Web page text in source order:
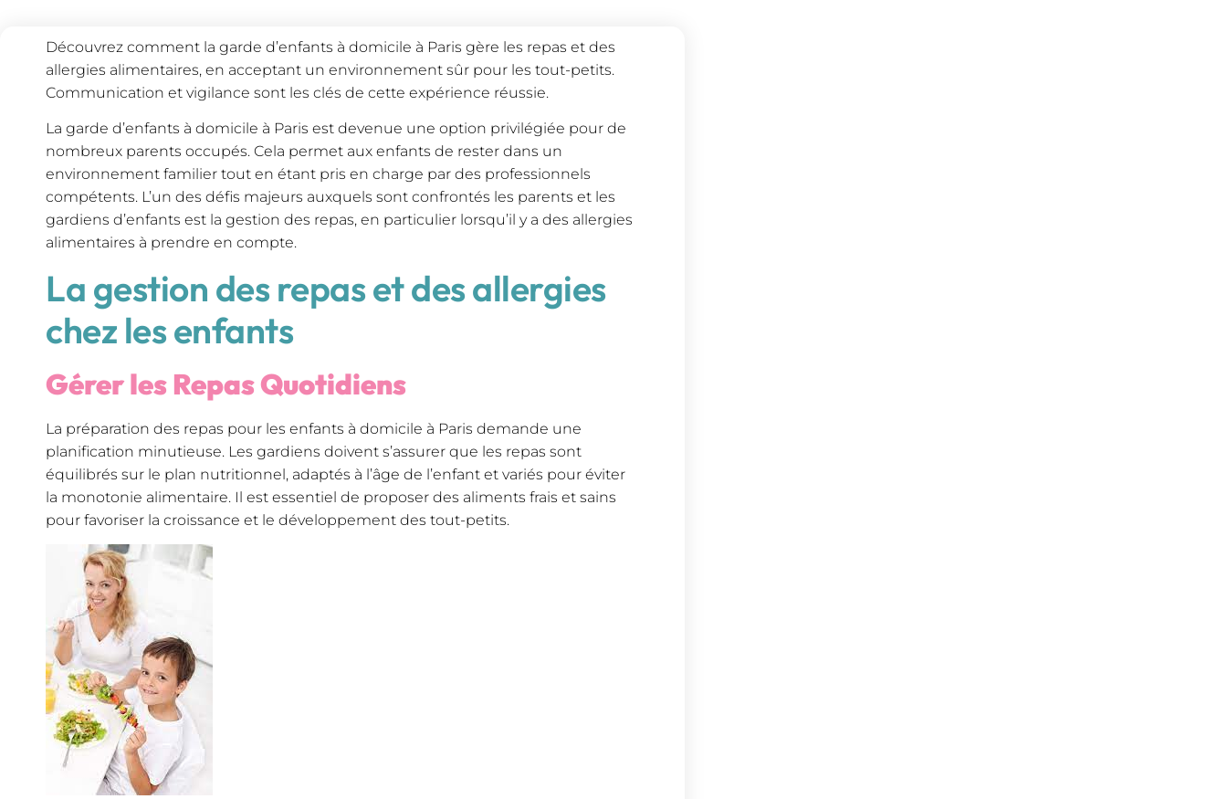
Découvrez comment la garde d’enfants à domicile à Paris gère les repas et des
allergies alimentaires, en acceptant un environnement sûr pour les tout-petits.
Communication et vigilance sont les clés de cette expérience réussie.
La garde d’enfants à domicile à Paris est devenue une option privilégiée pour de
nombreux parents occupés. Cela permet aux enfants de rester dans un
environnement familier tout en étant pris en charge par des professionnels
compétents. L’un des défis majeurs auxquels sont confrontés les parents et les
gardiens d’enfants est la gestion des repas, en particulier lorsqu’il y a des allergies
alimentaires à prendre en compte.
La gestion des repas et des allergies
chez les enfants
Gérer les Repas Quotidiens
La préparation des repas pour les enfants à domicile à Paris demande une
planification minutieuse. Les gardiens doivent s’assurer que les repas sont
équilibrés sur le plan nutritionnel, adaptés à l’âge de l’enfant et variés pour éviter
la monotonie alimentaire. Il est essentiel de proposer des aliments frais et sains
pour favoriser la croissance et le développement des tout-petits.